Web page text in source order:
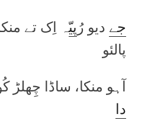
جے دیو رُپیّہ اِک تے
پالئو
آہو منکا، ساڈا چِھلڑ
دا